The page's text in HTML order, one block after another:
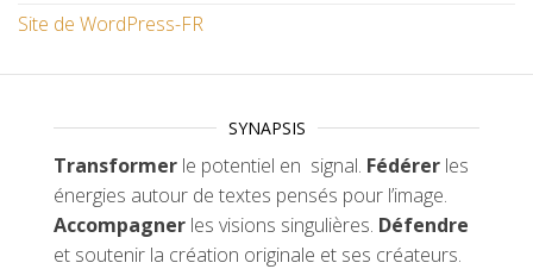
Site de WordPress-FR
SYNAPSIS
Transformer le potentiel en signal. Fédérer les
énergies autour de textes pensés pour l’image.
Accompagner les visions singulières. Défendre
et soutenir la création originale et ses créateurs.